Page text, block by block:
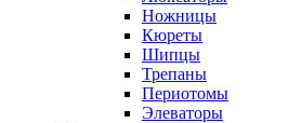
Ножницы
Кюреты
Шипцы
Трепаны
Периотомы
Элеваторы